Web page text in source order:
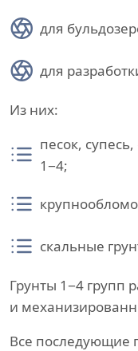
для
для
Из них:
песок,
1−4;
скальные
Грунты 1−4 групп
и
Все последующие